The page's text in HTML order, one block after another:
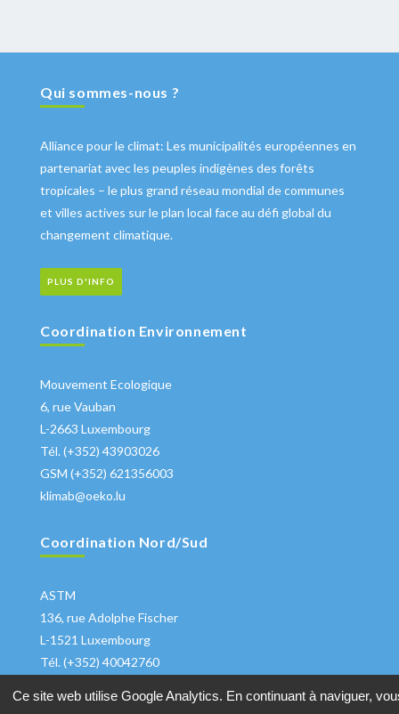
Qui sommes-nous ?
Alliance pour le climat: Les municipalités européennes en
partenariat avec les peuples indigènes des forêts
tropicales – le plus grand réseau mondial de communes
et villes actives sur le plan local face au défi global du
changement climatique.
PLUS D'INFO
Coordination Environnement
Mouvement Ecologique
6, rue Vauban
L-2663 Luxembourg
Tél. (+352) 43903026
GSM (+352) 621356003
klimab@oeko.lu
Coordination Nord/Sud
ASTM
136, rue Adolphe Fischer
L-1521 Luxembourg
Tél. (+352) 40042760
Ce site web utilise Google Analytics. En continuant à naviguer,